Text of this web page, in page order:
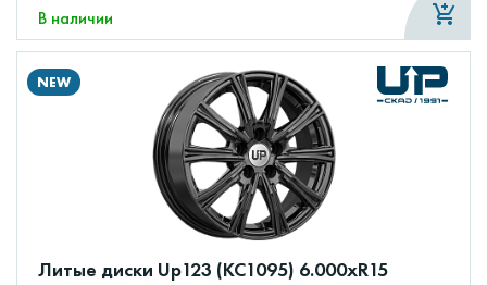
В наличии
NEW
Литые диски Up123 (КС1095) 6.000xR15